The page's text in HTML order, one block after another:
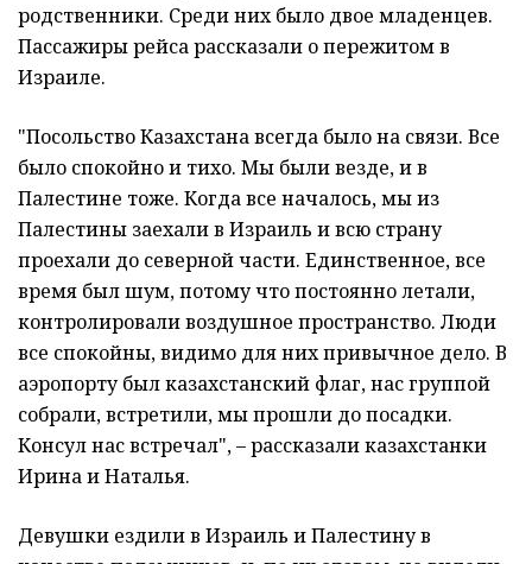
родственники. Среди них было двое младенцев.
Пассажиры рейса рассказали о пережитом в
Израиле.
"Посольство Казахстана всегда было на связи. Все
было спокойно и тихо. Мы были везде, и в
Палестине тоже. Когда все началось, мы из
Палестины заехали в Израиль и всю страну
проехали до северной части. Единственное, все
время был шум, потому что постоянно летали,
контролировали воздушное пространство. Люди
все спокойны, видимо для них привычное дело. В
аэропорту был казахстанский флаг, нас группой
собрали, встретили, мы прошли до посадки.
Консул нас встречал", – рассказали казахстанки
Ирина и Наталья.
Девушки ездили в Израиль и Палестину в